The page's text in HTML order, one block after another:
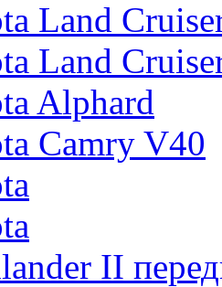
Land
Land
Alphard
Camry V40
II